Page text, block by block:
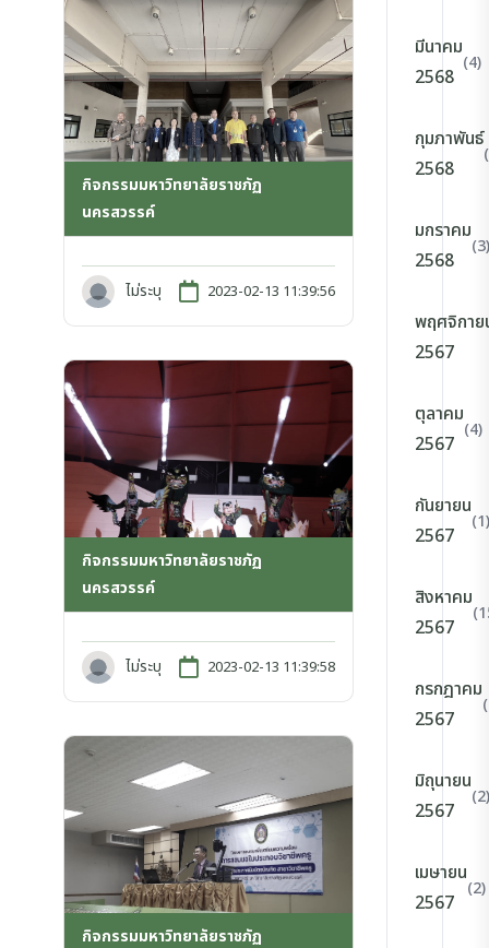
กิจกรรมมหาวิทยาลัยราชภัฏ
นครสวรรค์
ไม่ระบุ 2023-02-13 11:39:56
กิจกรรมมหาวิทยาลัยราชภัฏ
นครสวรรค์
ไม่ระบุ 2023-02-13 11:39:58
กิจกรรมมหาวิทยาลัยราชภัฏ
มีนาคม
2568
(4)
กุมภาพันธ์
2568
มกราคม
2568
(3)
พฤศจิกาย
2567
ตุลาคม
2567
(4)
กันยายน
2567
(1)
สิงหาคม
2567
กรกฎาคม
2567
มิถุนายน
2567
(2)
เมษายน
2567
(2)